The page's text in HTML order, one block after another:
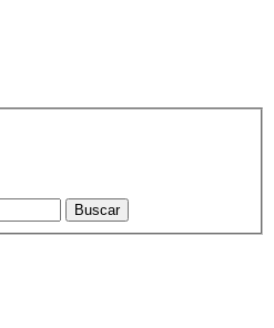
Buscar